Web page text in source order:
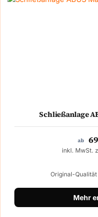
Schließanlage
ab
inkl. MwSt.
Original-
Mehr